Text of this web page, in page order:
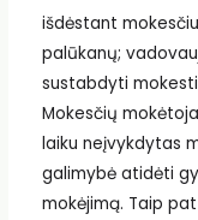
išdėstant
palūkanų;
sustabdyti
Mokesčių
laiku neįvykdytas
galimybė atidėti
mokėjimą. Taip